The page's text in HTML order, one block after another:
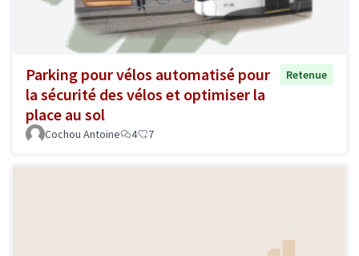
Parking pour vélos automatisé pour
la sécurité des vélos et optimiser la
place au sol
Retenue
Cochou Antoine 4 7